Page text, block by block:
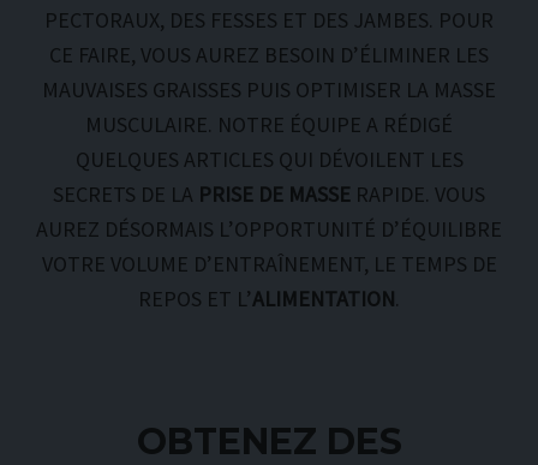
PECTORAUX, DES FESSES ET DES JAMBES. POUR
CE FAIRE, VOUS AUREZ BESOIN D’ÉLIMINER LES
MAUVAISES GRAISSES PUIS OPTIMISER LA MASSE
MUSCULAIRE. NOTRE ÉQUIPE A RÉDIGÉ
QUELQUES ARTICLES QUI DÉVOILENT LES
SECRETS DE LA PRISE DE MASSE RAPIDE. VOUS
AUREZ DÉSORMAIS L’OPPORTUNITÉ D’ÉQUILIBRE
VOTRE VOLUME D’ENTRAÎNEMENT, LE TEMPS DE
REPOS ET L’ALIMENTATION.
OBTENEZ DES